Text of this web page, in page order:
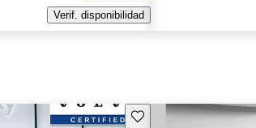
Verif. disponibilidad
Guarda este Aviso